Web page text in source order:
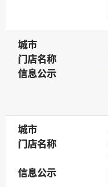
城市
城市
门店名称
门店名称
信息公示
信息公示
城市
城市
门店名称
门店名称
信息公示
信息公示